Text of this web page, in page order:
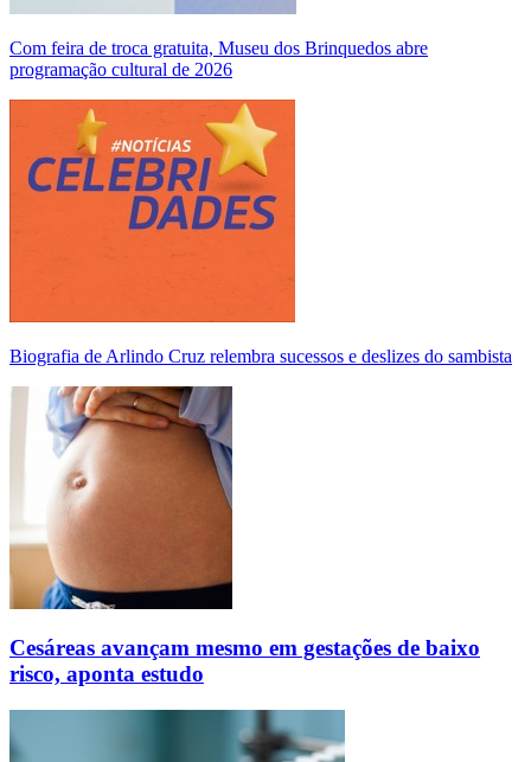
Com feira de troca gratuita, Museu dos Brinquedos abre
programação cultural de 2026
Biografia de Arlindo Cruz relembra sucessos e deslizes do sambista
Cesáreas avançam mesmo em gestações de baixo
risco, aponta estudo